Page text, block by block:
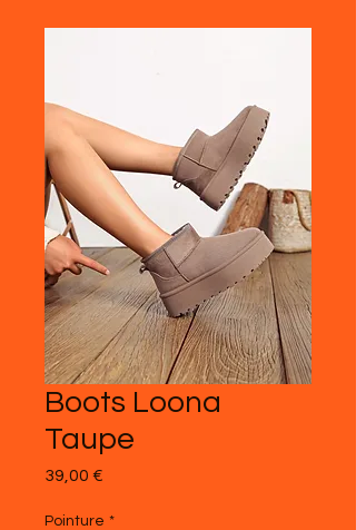
Boots Loona
Taupe
39,00 €
Pointure *